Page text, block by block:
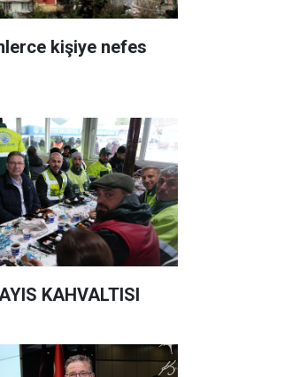
kişiye nefes
KAHVALTISI